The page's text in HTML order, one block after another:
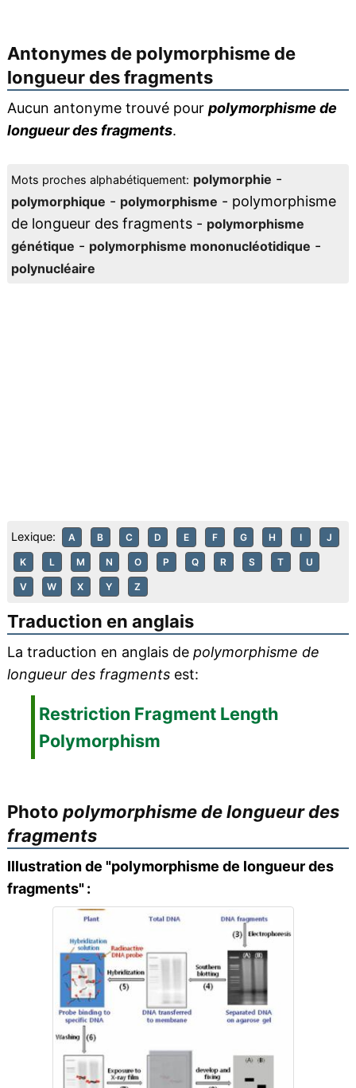
Antonymes de polymorphisme de
longueur des fragments
Aucun antonyme trouvé pour polymorphisme de
longueur des fragments.
Mots proches alphabétiquement: polymorphie -
polymorphique - polymorphisme - polymorphisme
de longueur des fragments - polymorphisme
génétique - polymorphisme mononucléotidique -
polynucléaire
Lexique: A B C D E F G H I J
K L M N O P Q R S T U
V W X Y Z
Traduction en anglais
La traduction en anglais de polymorphisme de
longueur des fragmentsest:
Restriction Fragment Length
Polymorphism
Photo polymorphisme de longueur des
fragments
Illustration de "polymorphisme de longueur des
fragments" :